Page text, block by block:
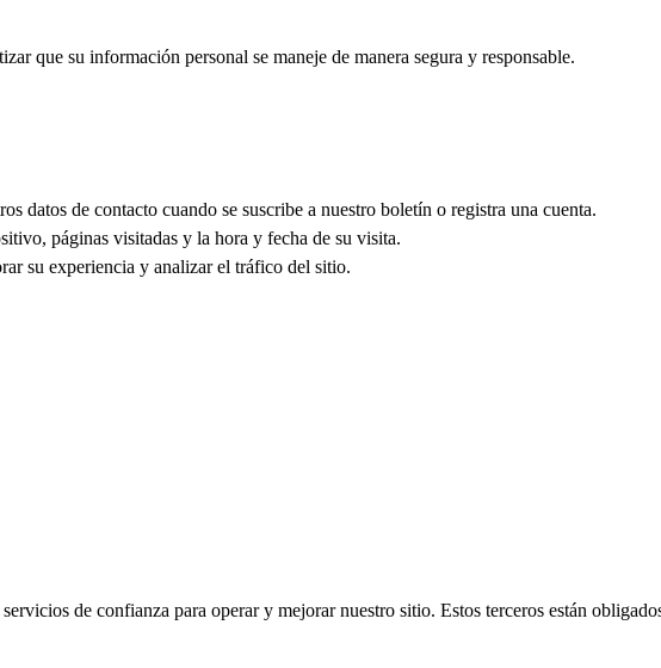
que su información personal se maneje de manera segura y responsable.
datos de contacto cuando se suscribe a nuestro boletín o registra una cuenta.
páginas visitadas y la hora y fecha de su visita.
su experiencia y analizar el tráfico del sitio.
de confianza para operar y mejorar nuestro sitio. Estos terceros están